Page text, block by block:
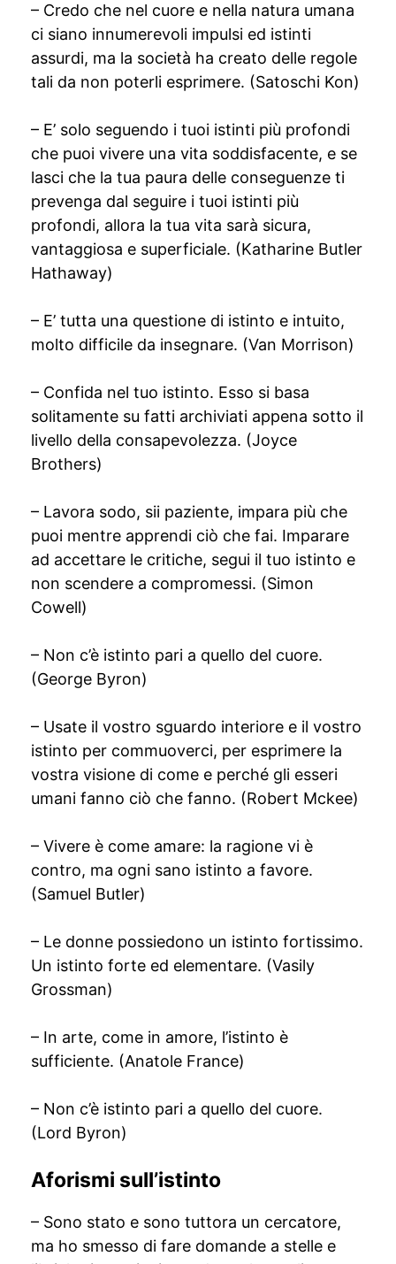
– Credo che nel cuore e nella natura umana
ci siano innumerevoli impulsi ed istinti
assurdi, ma la società ha creato delle regole
tali da non poterli esprimere. (Satoschi Kon)
– E’ solo seguendo i tuoi istinti più profondi
che puoi vivere una vita soddisfacente, e se
lasci che la tua paura delle conseguenze ti
prevenga dal seguire i tuoi istinti più
profondi, allora la tua vita sarà sicura,
vantaggiosa e superficiale. (Katharine Butler
Hathaway)
– E’ tutta una questione di istinto e intuito,
molto difficile da insegnare. (Van Morrison)
– Confida nel tuo istinto. Esso si basa
solitamente su fatti archiviati appena sotto il
livello della consapevolezza. (Joyce
Brothers)
– Lavora sodo, sii paziente, impara più che
puoi mentre apprendi ciò che fai. Imparare
ad accettare le critiche, segui il tuo istinto e
non scendere a compromessi. (Simon
Cowell)
– Non c’è istinto pari a quello del cuore.
(George Byron)
– Usate il vostro sguardo interiore e il vostro
istinto per commuoverci, per esprimere la
vostra visione di come e perché gli esseri
umani fanno ciò che fanno. (Robert Mckee)
– Vivere è come amare: la ragione vi è
contro, ma ogni sano istinto a favore.
(Samuel Butler)
– Le donne possiedono un istinto fortissimo.
Un istinto forte ed elementare. (Vasily
Grossman)
– In arte, come in amore, l’istinto è
sufficiente. (Anatole France)
– Non c’è istinto pari a quello del cuore.
(Lord Byron)
Aforismi sull’istinto
– Sono stato e sono tuttora un cercatore,
ma ho smesso di fare domande a stelle e